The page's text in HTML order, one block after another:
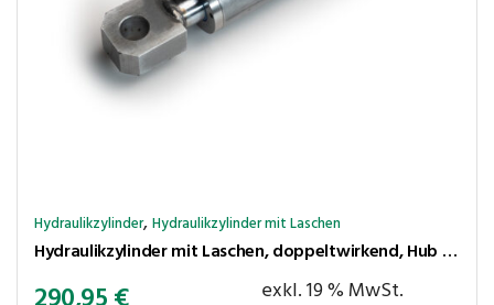
Hydraulikzylinder,Hydraulikzylinder mit Laschen
Hydraulikzylinder mit Laschen, doppeltwirkend, Hub 1000 mm, Kolben ⌀50 mm, Stange ⌀30 mm
exkl. 19 % MwSt.